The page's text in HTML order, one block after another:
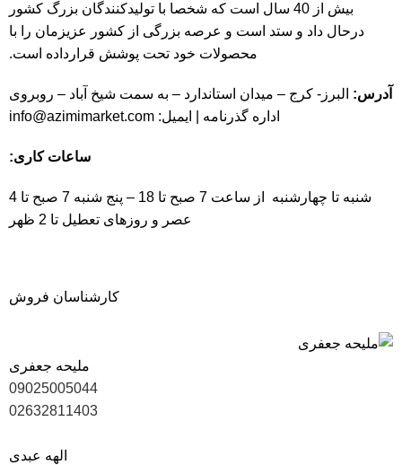
بیش از 40 سال است که شخصا با تولیدکنندگان بزرگ کشور
درحال داد و ستد است و عرصه بزرگی از کشور عزیزمان را با
محصولات خود تحت پوشش قرارداده است.
آدرس: البرز- کرج – میدان استاندارد – به سمت شیخ آباد – روبروی
اداره گذرنامه | ایمیل: info@azimimarket.com
ساعات کاری:
شنبه تا چهارشنبه از ساعت 7 صبح تا 18 – پنج شنبه 7 صبح تا 4
عصر و روزهای تعطیل تا 2 ظهر
کارشناسان فروش
ملیحه جعفری
09025005044
02632811403
الهه عبدی